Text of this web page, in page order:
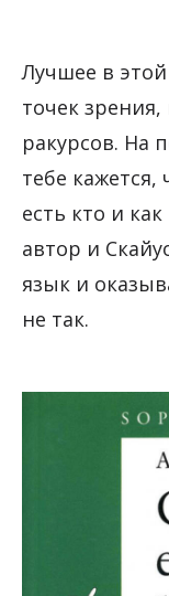
Лучшее в
точек
ракурсов. На
тебе кажется,
есть кто и
автор и
язык и
не так.